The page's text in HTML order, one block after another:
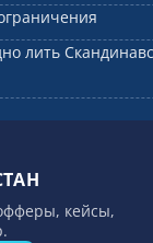
лить
кейсы,